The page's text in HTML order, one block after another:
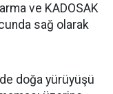
ve KADOSAK
sağ olarak
doğa yürüyüşü